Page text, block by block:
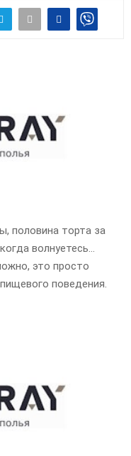
половина торта за
волнуетесь…
это просто
поведения.